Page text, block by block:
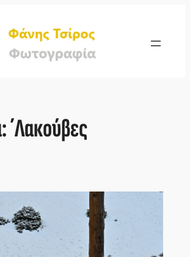
΄Λακούβες